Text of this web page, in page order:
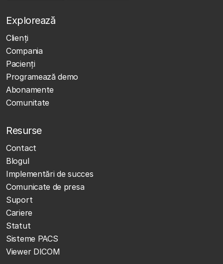
Explorează
Clienţi
Compania
Pacienți
Programează demo
Abonamente
Comunitate
Resurse
Contact
Blogul
Implementări de succes
Comunicate de presa
Suport
Cariere
Statut
Sisteme PACS
Viewer DICOM